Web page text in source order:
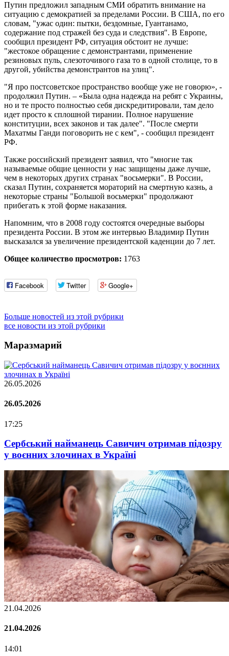
Путин предложил западным СМИ обратить внимание на
ситуацию с демократией за пределами России. В США, по его
словам, "ужас один: пытки, бездомные, Гуантанамо,
содержание под стражей без суда и следствия". В Европе,
сообщил президент РФ, ситуация обстоит не лучше:
"жестокое обращение с демонстрантами, применение
резиновых пуль, слезоточивого газа то в одной столице, то в
другой, убийства демонстрантов на улиц".
"Я про постсоветское пространство вообще уже не говорю», -
продолжил Путин. – «Была одна надежда на ребят с Украины,
но и те просто полностью себя дискредитировали, там дело
идет просто к сплошной тирании. Полное нарушение
конституции, всех законов и так далее". "После смерти
Махатмы Ганди поговорить не с кем", - сообщил президент
РФ.
Также российский президент заявил, что "многие так
называемые общие ценности у нас защищены даже лучше,
чем в некоторых других странах "восьмерки". В России,
сказал Путин, сохраняется мораторий на смертную казнь, а
некоторые страны "Большой восьмерки" продолжают
прибегать к этой форме наказания.
Напомним, что в 2008 году состоятся очередные выборы
президента России. В этом же интервью Владимир Путин
высказался за увеличение президентской каденции до 7 лет.
Общее количество просмотров: 1763
Facebook Twitter Google+
Больше новостей из этой рубрики
все новости из этой рубрики
Маразмарий
26.05.2026
26.05.2026
17:25
Сербський найманець Савичич отримав підозру
у воєнних злочинах в Україні
21.04.2026
21.04.2026
14:01